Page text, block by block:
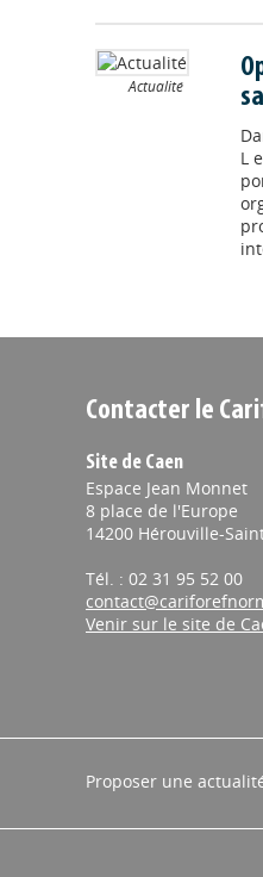
Actualité
L
Contacter le
Site de Caen
Espace Jean Monnet
8 place de l'Europe
14200 Hérouville-
Tél. : 02 31 95 52 00
Venir sur le site de
Proposer une